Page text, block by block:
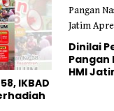
IKBAD
Dinilai
Pangan
HMI